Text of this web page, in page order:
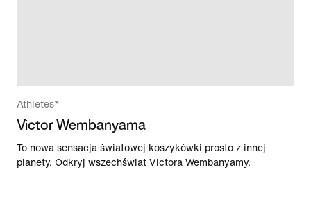
Athletes*
Victor Wembanyama
To nowa sensacja światowej koszykówki prosto z innej
planety. Odkryj wszechświat Victora Wembanyamy.